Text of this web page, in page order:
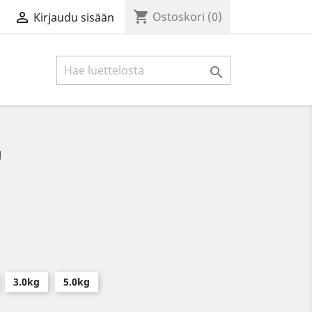
 Kirjaudu sisään shopping_cart Ostoskori (0)

3.0kg 5.0kg